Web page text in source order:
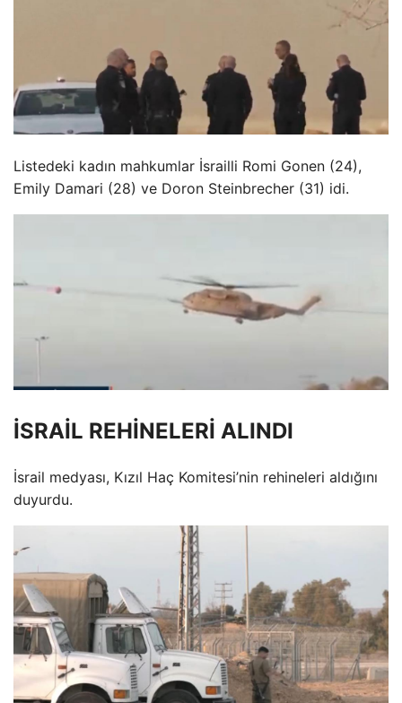
Listedeki kadın mahkumlar İsrailli Romi Gonen (24),
Emily Damari (28) ve Doron Steinbrecher (31) idi.
İSRAİL REHİNELERİ ALINDI
İsrail medyası, Kızıl Haç Komitesi’nin rehineleri aldığını
duyurdu.